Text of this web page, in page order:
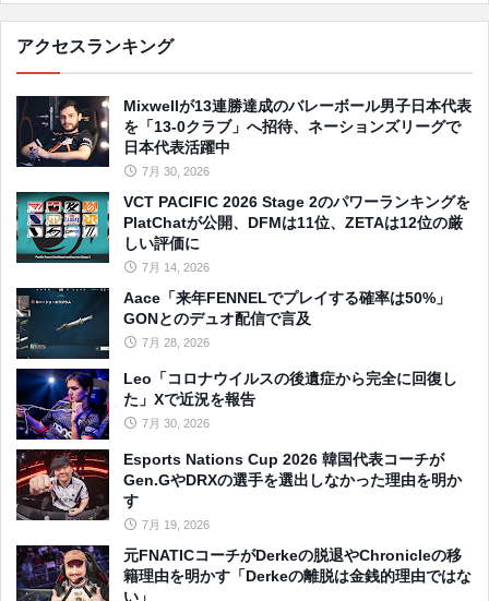
アクセスランキング
Mixwellが13連勝達成のバレーボール男子日本代表
を「13-0クラブ」へ招待、ネーションズリーグで
日本代表活躍中
7月 30, 2026
VCT PACIFIC 2026 Stage 2のパワーランキングを
PlatChatが公開、DFMは11位、ZETAは12位の厳
しい評価に
7月 14, 2026
Aace「来年FENNELでプレイする確率は50%」
GONとのデュオ配信で言及
7月 28, 2026
Leo「コロナウイルスの後遺症から完全に回復し
た」Xで近況を報告
7月 30, 2026
Esports Nations Cup 2026 韓国代表コーチが
Gen.GやDRXの選手を選出しなかった理由を明か
す
7月 19, 2026
元FNATICコーチがDerkeの脱退やChronicleの移
籍理由を明かす「Derkeの離脱は金銭的理由ではな
い」